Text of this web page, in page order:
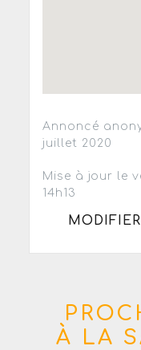
Annoncé
juillet 2020
Mise à jour le
14h13
À LA